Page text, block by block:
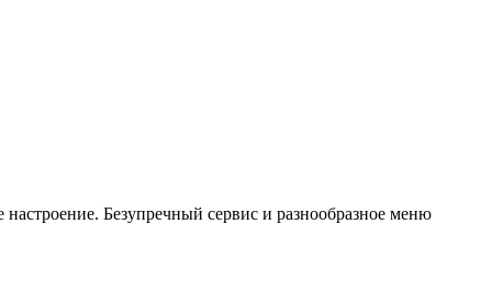
Безупречный сервис и разнообразное меню